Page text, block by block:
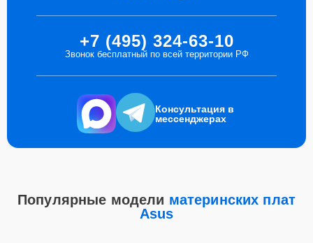
+7 (495) 324-63-10
Звонок бесплатный по всей территории РФ
Консультация в
мессенджерах
Популярные модели материнских плат
Asus